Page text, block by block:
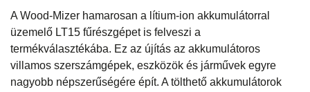
A Wood-Mizer hamarosan a lítium-ion akkumulátorral
üzemelő LT15 fűrészgépet is felveszi a
termékválasztékába. Ez az újítás az akkumulátoros
villamos szerszámgépek, eszközök és járművek egyre
nagyobb népszerűségére épít. A tölthető akkumulátorok